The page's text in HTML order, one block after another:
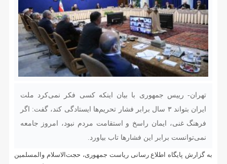
تهران- رییس جمهوری با بیان اینکه کسی فکر نمی‌کرد ملت
ایران بتواند ۳ سال برابر فشار تحریم‌ها ایستادگی کند، گفت: اگر
فرهنگ غنی، ایمان راسخ و استقامت مردم نبود، امروز جامعه
نمی‌توانست برابر این فشارها تاب بیاورد.
به گزارش پایگاه اطلاع رسانی ریاست جمهوری، حجت‌الاسلام والمسلمین